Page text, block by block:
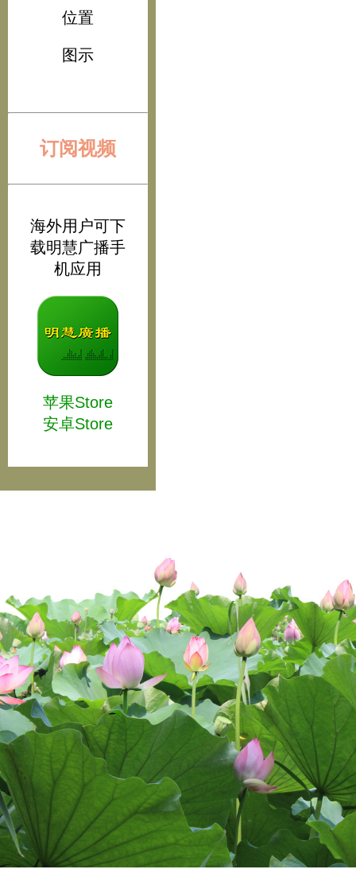
位置
图示
订阅视频
海外用户可下
载明慧广播手
机应用
苹果Store
安卓Store